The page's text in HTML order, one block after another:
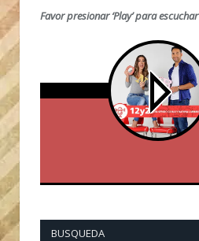
Favor presionar ‘Play’ para escuchar
BUSQUEDA